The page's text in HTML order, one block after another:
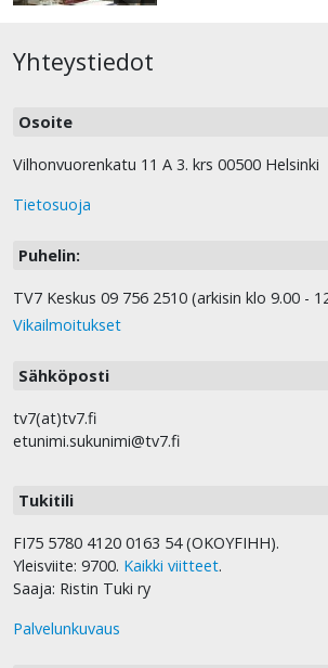
Yhteystiedot
Osoite
Vilhonvuorenkatu 11 A 3. krs 00500 Helsinki
Tietosuoja
Puhelin:
TV7 Keskus 09 756 2510 (arkisin klo 9.00 -
Vikailmoitukset
Sähköposti
tv7(at)tv7.fi
etunimi.sukunimi@tv7.fi
Tukitili
FI75 5780 4120 0163 54 (OKOYFIHH).
Yleisviite: 9700. Kaikki viitteet.
Saaja: Ristin Tuki ry
Palvelunkuvaus